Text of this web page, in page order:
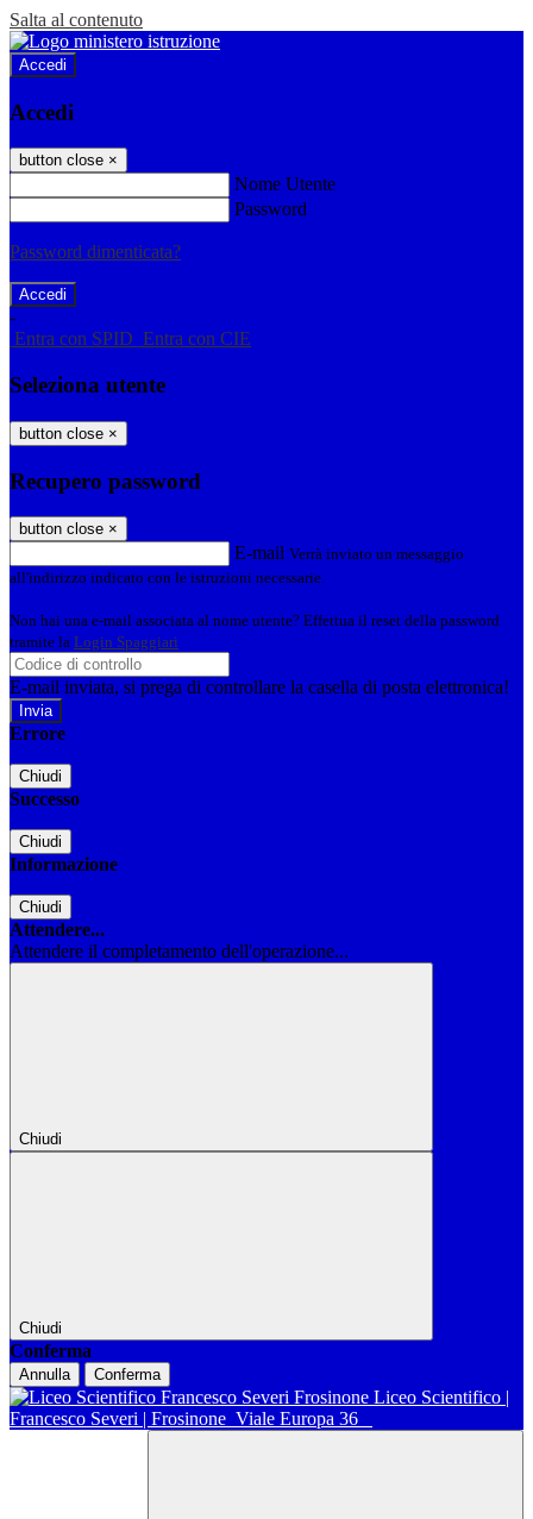
Salta al contenuto
Accedi
Accedi
button close ×
Nome Utente
Password
Password dimenticata?
-
Entra con SPID Entra con CIE
Seleziona utente
button close ×
Recupero password
button close ×
E-mail Verrà inviato un messaggio
all'indirizzo indicato con le istruzioni necessarie.
Non hai una e-mail associata al nome utente? Effettua il reset della password
tramite la Login Spaggiari
E-mail inviata, si prega di controllare la casella di posta elettronica!
Errore
Chiudi
Successo
Chiudi
Informazione
Chiudi
Attendere...
Attendere il completamento dell'operazione...
Chiudi
Chiudi
Conferma
Annulla Conferma
Liceo Scientifico |
Francesco Severi | Frosinone Viale Europa 36